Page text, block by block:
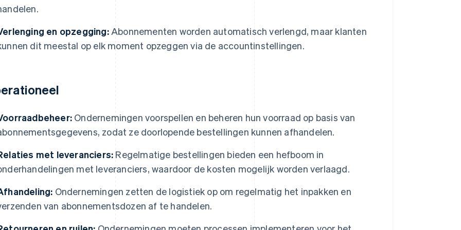
en opzegging:Abonnementen worden automatisch verlengd, maar klanten
dit meestal op elk moment opzeggen via de accountinstellingen.
Ondernemingen voorspellen en beheren hun voorraad op basis van
zodat ze doorlopende bestellingen kunnen afhandelen.
met leveranciers: Regelmatige bestellingen bieden een hefboom in
met leveranciers, waardoor de kosten mogelijk worden verlaagd.
Ondernemingen zetten de logistiek op om regelmatig het inpakken en
van abonnementsdozen af te handelen.